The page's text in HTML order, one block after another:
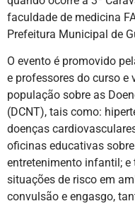
faculdade de medicina
Prefeitura Municipal de
O evento é promovido
e professores do curso e
população sobre as
(DCNT), tais como:
doenças
oficinas educativas
entretenimento infantil;
situações de risco em
convulsão e engasgo,